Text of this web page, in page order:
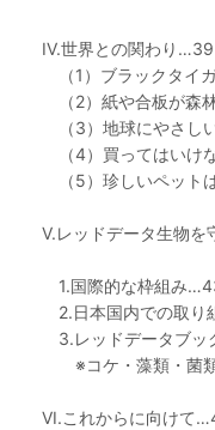
IV.世界との関わり…39
（1）ブラックタイ
（2）紙や合板が森
（3）地球にやさし
（4）買ってはいけ
（5）珍しいペット
V.レッドデータ生物
1.国際的な枠組み
2.日本国内での取り
3.レッドデータブ
※コケ・藻類・菌
VI.これからに向けて